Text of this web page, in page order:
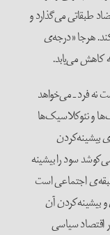
طبقاتی می‌گذارد و
هرجا «درجه‌ی
کاهش می‌یابد.
فرد ـ می‌خواهد
و نئوکلاسیک‌ها
بیشینه‌کردن
سود را بیشینه
اجتماعی است
بیشینه‌کردن آن
اقتصاد سیاسی